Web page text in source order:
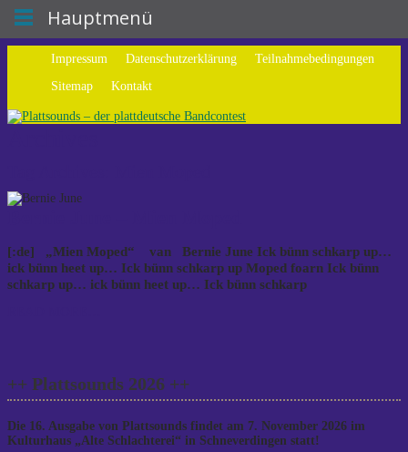
Impressum Datenschutzerklärung
Teilnahmebedingungen
Sitemap
Kontakt
[:de] „Mien Moped“ van Bernie June Ick bünn schkarp up…
ick bünn heet up… Ick bünn schkarp up Moped foarn Ick bünn
schkarp up… ick bünn heet up… Ick bünn schkarp
++ Plattsounds 2026 ++
Die 16. Ausgabe von Plattsounds findet am 7. November 2026 im
Kulturhaus „Alte Schlachterei“ in Schneverdingen statt!
Hauptmenü